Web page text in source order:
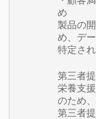
め
製品の
め、デ
特定さ
第三者
栄養支
のため
第三者